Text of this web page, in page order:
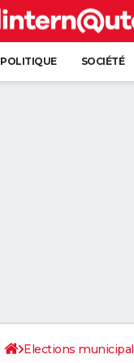
POLITIQUE SOCIÉTÉ
Elections